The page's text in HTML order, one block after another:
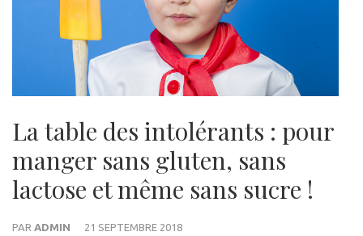
La table des intolérants : pour
manger sans gluten, sans
lactose et même sans sucre !
PAR ADMIN
21 SEPTEMBRE 2018